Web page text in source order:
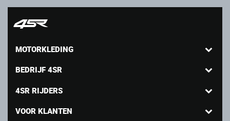
MOTORKLEDING
BEDRIJF 4SR
4SR RIJDERS
VOOR KLANTEN